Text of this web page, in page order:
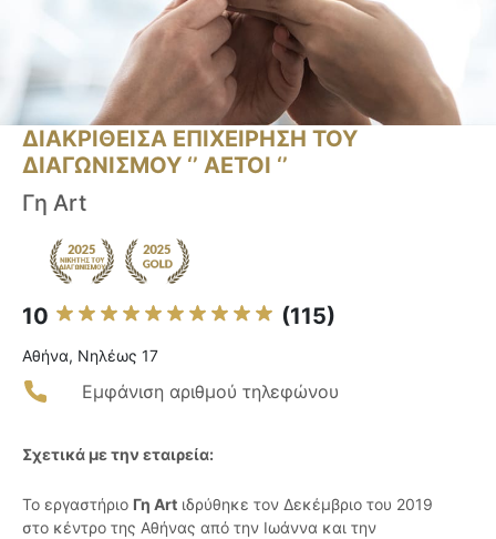
ΔΙΑΚΡΙΘΕΙΣΑ ΕΠΙΧΕΙΡΗΣΗ ΤΟΥ
ΔΙΑΓΩΝΙΣΜΟΥ ‘’ ΑΕΤΟΙ ‘’
Γη Art
10 (115)
Αθήνα, Νηλέως 17
Εμφάνιση αριθμού τηλεφώνου
Σχετικά με την εταιρεία:
Το εργαστήριο Γη Art ιδρύθηκε τον Δεκέμβριο του 2019
στο κέντρο της Αθήνας από την Ιωάννα και την